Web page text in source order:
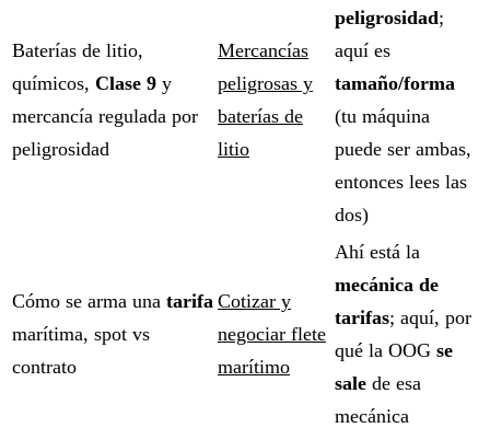
Baterías de litio,
químicos, Clase 9 y
mercancía regulada por
peligrosidad
Mercancías
peligrosas y
baterías de
litio
peligrosidad;
aquí es
tamaño/forma
(tu máquina
puede ser ambas,
entonces lees las
dos)
Cómo se arma una tarifa
marítima, spot vs
contrato
Cotizar y
negociar flete
marítimo
Ahí está la
mecánica de
tarifas; aquí, por
qué la OOG se
sale de esa
mecánica